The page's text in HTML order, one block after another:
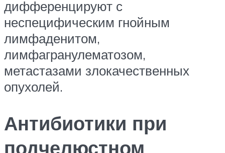
дифференцируют с
неспецифическим гнойным
лимфаденитом,
лимфагранулематозом,
метастазами злокачественных
опухолей.
Антибиотики при
подчелюстном